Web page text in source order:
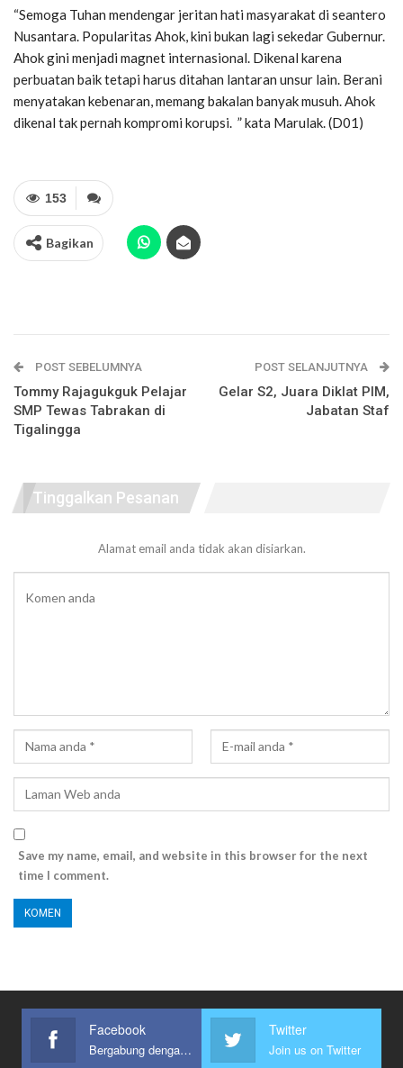
“Semoga Tuhan mendengar jeritan hati masyarakat di seantero
Nusantara. Popularitas Ahok, kini bukan lagi sekedar Gubernur.
Ahok gini menjadi magnet internasional. Dikenal karena
perbuatan baik tetapi harus ditahan lantaran unsur lain. Berani
menyatakan kebenaran, memang bakalan banyak musuh. Ahok
dikenal tak pernah kompromi korupsi. ” kata Marulak. (D01)
153
Bagikan
POST SEBELUMNYA
Tommy Rajagukguk Pelajar
SMP Tewas Tabrakan di
Tigalingga
POST SELANJUTNYA
Gelar S2, Juara Diklat PIM,
Jabatan Staf
Tinggalkan Pesanan
Alamat email anda tidak akan disiarkan.
Save my name, email, and website in this browser for the next
time I comment.
Facebook
Bergabung dengan kami
Twitter
Join us on Twitter